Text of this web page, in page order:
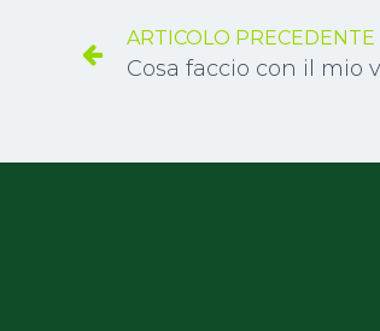
ARTICOLO PRECEDENTE
Cosa faccio con il mio